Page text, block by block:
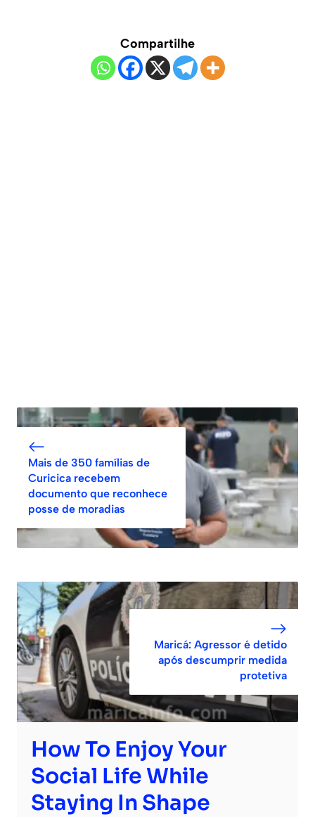
Compartilhe
Mais de 350 famílias de
Curicica recebem
documento que reconhece
posse de moradias
Maricá: Agressor é detido
após descumprir medida
protetiva
How To Enjoy Your
Social Life While
Staying In Shape